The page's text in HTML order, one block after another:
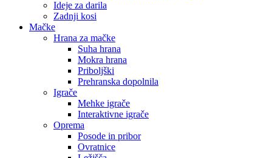
Ideje za darila
Zadnji kosi
Mačke
Hrana za mačke
Suha hrana
Mokra hrana
Priboljški
Prehranska dopolnila
Igrače
Mehke igrače
Interaktivne igrače
Oprema
Posode in pribor
Ovratnice